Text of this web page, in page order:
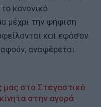
κανονικό
μέχρι την ψήφιση
και εφόσον
αναφέρεται
μας στο Στεγαστικό
στην αγορά